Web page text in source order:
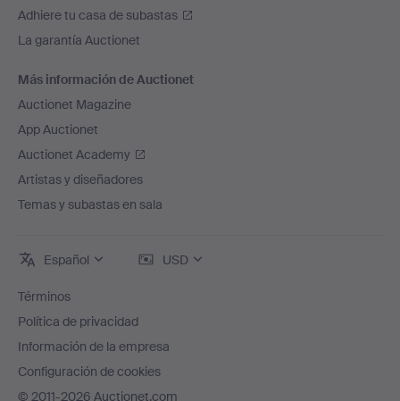
Adhiere tu casa de subastas
La garantía Auctionet
Más información de Auctionet
Auctionet Magazine
App Auctionet
Auctionet Academy
Artistas y diseñadores
Temas y subastas en sala
Español USD
Términos
Política de privacidad
Información de la empresa
Configuración de cookies
© 2011-2026 Auctionet.com